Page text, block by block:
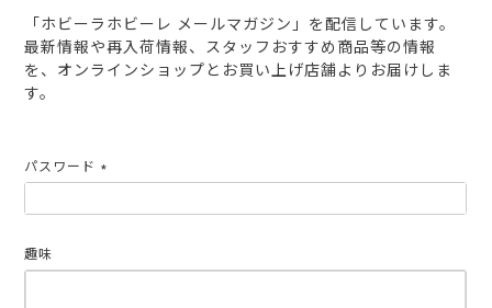
「ホビーラホビーレ メールマガジン」を配信しています。
最新情報や再入荷情報、スタッフおすすめ商品等の情報
を、オンラインショップとお買い上げ店舗よりお届けしま
す。
パスワード
須)
趣味